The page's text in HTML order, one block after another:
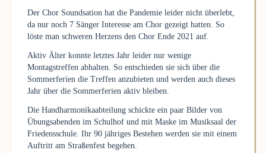
Der Chor Soundsation hat die Pandemie leider nicht überlebt,
da nur noch 7 Sänger Interesse am Chor gezeigt hatten. So
löste man schweren Herzens den Chor Ende 2021 auf.
Aktiv Älter konnte letztes Jahr leider nur wenige
Montagstreffen abhalten. So entschieden sie sich über die
Sommerferien die Treffen anzubieten und werden auch dieses
Jahr über die Sommerferien aktiv bleiben.
Die Handharmonikaabteilung schickte ein paar Bilder von
Übungsabenden im Schulhof und mit Maske im Musiksaal der
Friedensschule. Ihr 90 jähriges Bestehen werden sie mit einem
Auftritt am Straßenfest begehen.